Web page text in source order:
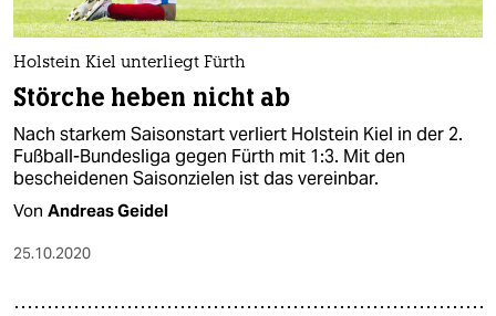
Holstein Kiel unterliegt Fürth
Störche heben nicht ab
Nach starkem Saisonstart verliert Holstein Kiel in der 2.
Fußball-Bundesliga gegen Fürth mit 1:3. Mit den
bescheidenen Saisonzielen ist das vereinbar.
Von Andreas Geidel
25.10.2020